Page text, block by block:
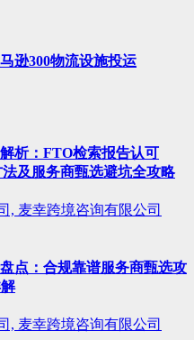
逊300物流设施投运
析：FTO检索报告认可
及服务商甄选避坑全攻略
, 麦幸跨境咨询有限公司
点：合规靠谱服务商甄选攻
, 麦幸跨境咨询有限公司